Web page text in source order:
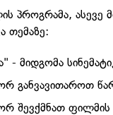
პროგრამა, ასევე
თემაზე:
- მიდგომა
განვავითაროთ
შევქმნათ ფილმის